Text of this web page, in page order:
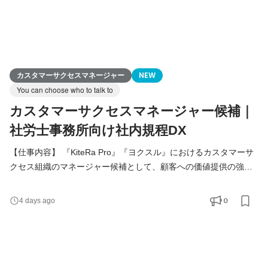
カスタマーサクセスマネージャー
NEW
You can choose who to talk to
カスタマーサクセスマネージャー候補｜
社労士事務所向け社内規程DX
【仕事内容】 『KiteRa Pro』『ヨクスル』におけるカスタマーサ
クセス組織のマネージャー候補として、顧客への価値提供の強
スの改善を担っていただきます。 現在のCS組織は、これまでの成
功パターンを活かしながらも、顧客層・マーケット・事業フェー
4 days ago 0